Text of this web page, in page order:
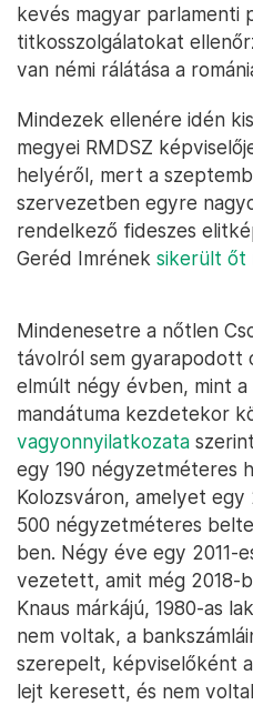
kevés magyar parlamenti
titkosszolgálatokat
van némi rálátása a
Mindezek ellenére idén
megyei RMDSZ
helyéről, mert a
szervezetben egyre
rendelkező fideszes
Geréd Imrének sikerült őt
Mindenesetre a nőtlen
távolról sem gyarapodott
elmúlt négy évben, mint
mandátuma kezdetekor
vagyonnyilatkozata
egy 190 négyzetméteres
Kolozsváron, amelyet egy
500 négyzetméteres
ben. Négy éve egy 2011-
vezetett, amit még 2018-
Knaus márkájú, 1980-as
nem voltak, a
szerepelt, képviselőként
lejt keresett, és nem